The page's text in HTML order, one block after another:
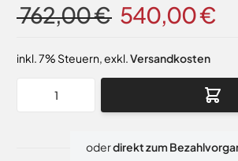
762,00 € 540,00 €
inkl. 7% Steuern,exkl.Versandkosten
oderdirekt zum